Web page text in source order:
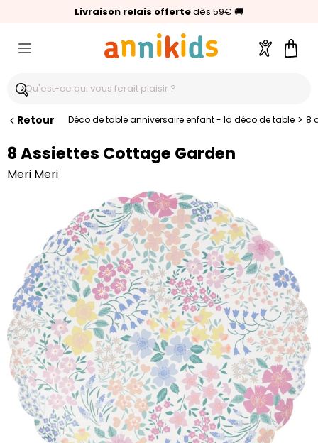
Livraison relais offertedès 59€ 🚚
🥇Palmarès Capital 2025 :Annikids N°1
⭐⭐⭐⭐⭐4,6/5(24 000 avis clients)
Compte
Retour Déco de table anniversaire enfant - la déco de table > 8
8 Assiettes Cottage Garden
Meri Meri